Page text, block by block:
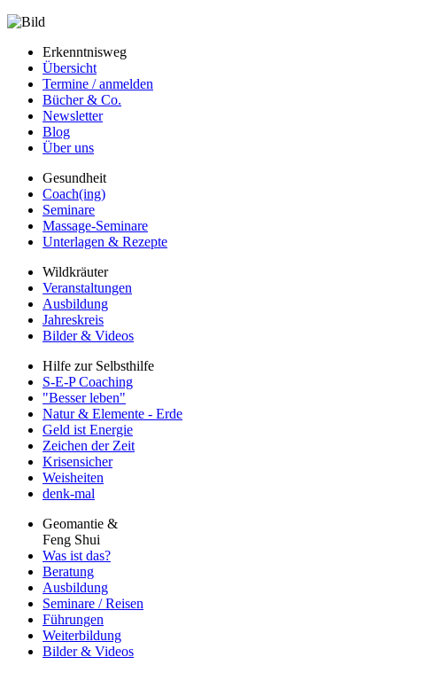
Erkenntnisweg
Übersicht
Termine / anmelden
Bücher & Co.
Newsletter
Blog
Über uns
Gesundheit
Coach(ing)
Seminare
Massage-Seminare
Unterlagen & Rezepte
Wildkräuter
Veranstaltungen
Ausbildung
Jahreskreis
Bilder & Videos
Hilfe zur Selbsthilfe
S-E-P Coaching
"Besser leben"
Natur & Elemente - Erde
Geld ist Energie
Zeichen der Zeit
Krisensicher
Weisheiten
denk-mal
Geomantie &
Feng Shui
Was ist das?
Beratung
Ausbildung
Seminare / Reisen
Führungen
Weiterbildung
Bilder & Videos